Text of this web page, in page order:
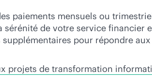
paiements mensuels ou
de votre service financier
pour répondre
projets de transformation